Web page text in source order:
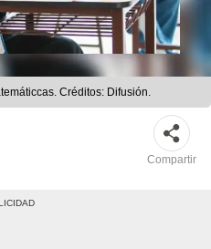
Créditos: Difusión.
Compartir